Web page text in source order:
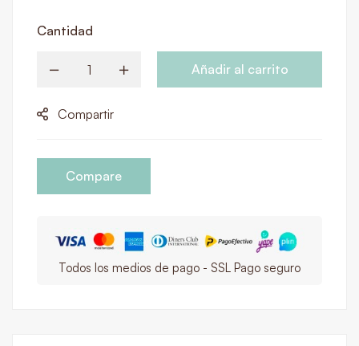
Cantidad
Añadir al carrito
Compartir
Compare
Todos los medios de pago - SSL Pago seguro